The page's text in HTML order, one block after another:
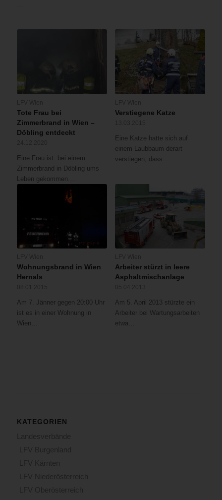
…
Tote Frau bei
Zimmerbrand in Wien –
Döbling entdeckt
Eine Frau ist bei einem
Zimmerbrand in Döbling ums
Leben gekommen.…
Verstiegene Katze
Eine Katze hatte sich auf
einem Laubbaum derart
verstiegen, dass…
Wohnungsbrand in Wien
Hernals
Am 7. Jänner gegen 20:00 Uhr
ist es in einer Wohnung in
Wien…
Arbeiter stürzt in leere
Asphaltmischanlage
Am 5. April 2013 stürzte ein
Arbeiter bei Wartungsarbeiten
etwa…
KATEGORIEN